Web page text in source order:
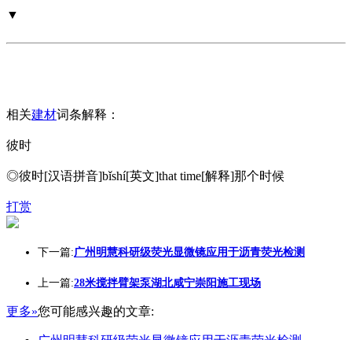
▼
相关建材词条解释：
彼时
◎彼时[汉语拼音]bǐshí[英文]that time[解释]那个时候
打赏
下一篇:广州明慧科研级荧光显微镜应用于沥青荧光检测
上一篇:28米搅拌臂架泵湖北咸宁崇阳施工现场
更多»您可能感兴趣的文章: